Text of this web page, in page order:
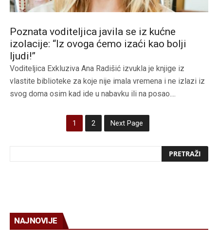
Poznata voditeljica javila se iz kućne
izolacije: “Iz ovoga ćemo izaći kao bolji
ljudi!”
Voditeljica Exkluziva Ana Radišić izvukla je knjige iz
vlastite biblioteke za koje nije imala vremena i ne izlazi iz
svog doma osim kad ide u nabavku ili na posao....
1 2 Next Page
NAJNOVIJE